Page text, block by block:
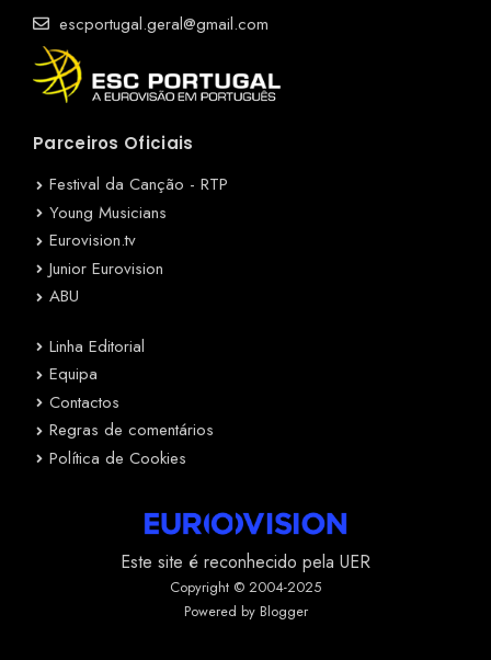
escportugal.geral@gmail.com
Parceiros Oficiais
Festival da Canção - RTP
Young Musicians
Eurovision.tv
Junior Eurovision
ABU
Linha Editorial
Equipa
Contactos
Regras de comentários
Política de Cookies
Este site é reconhecido pela UER
Copyright © 2004-2025
Powered by Blogger